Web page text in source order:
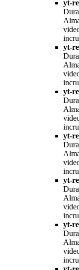
yt-
yt-
yt-
yt-
yt-
yt-